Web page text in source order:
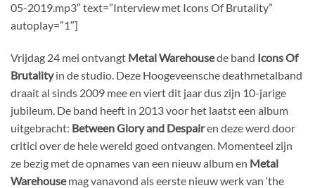
05-2019.mp3″ text=”Interview met Icons Of Brutality”
autoplay=”1″]
Vrijdag 24 mei ontvangt Metal Warehousede band Icons Of
Brutalityin de studio. Deze Hoogeveensche deathmetalband
draait al sinds 2009 mee en viert dit jaar dus zijn 10-jarige
jubileum. De band heeft in 2013 voor het laatst een album
uitgebracht: Between Glory and Despairen deze werd door
critici over de hele wereld goed ontvangen. Momenteel zijn
ze bezig met de opnames van een nieuw album en Metal
Warehousemag vanavond als eerste nieuw werk van ‘the